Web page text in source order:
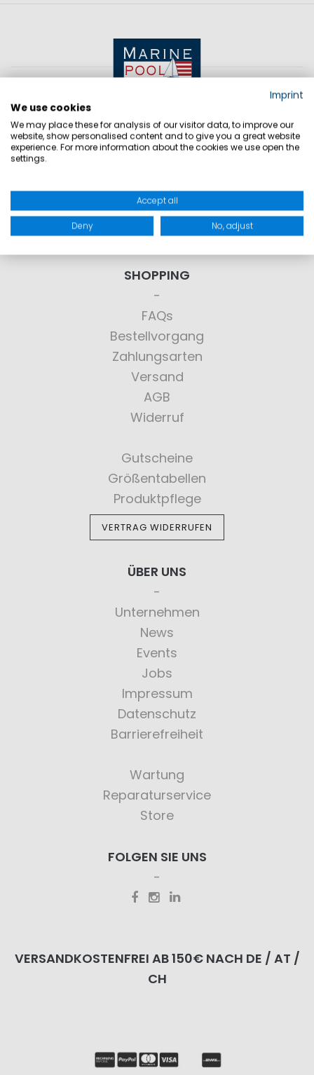
KONTAKT
Wir haben die Antworten!
> KONTAKT
SHOPPING
FAQs
Bestellvorgang
Zahlungsarten
Versand
AGB
Widerruf
Gutscheine
Größentabellen
Produktpflege
VERTRAG WIDERRUFEN
ÜBER UNS
Unternehmen
News
Events
Jobs
Impressum
Datenschutz
Barrierefreiheit
Wartung
Reparaturservice
Store
FOLGEN SIE UNS
VERSANDKOSTENFREI AB 150€ NACH DE / AT /
CH
Imprint
We use cookies
We may place these for analysis of our visitor data, to improve our
website, show personalised content and to give you a great website
experience. For more information about the cookies we use open the
settings.
Accept all
Deny No, adjust